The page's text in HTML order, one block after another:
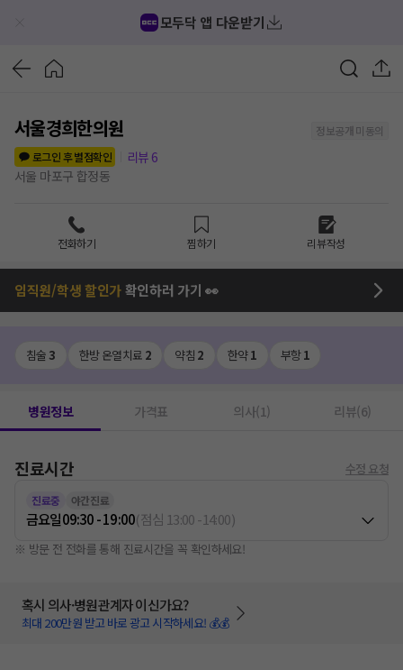
모두닥 앱 다운받기
서울경희한의원
정보공개 미동의
로그인 후 별점확인
리뷰 6
서울 마포구 합정동
전화하기 찜하기 리뷰작성
임직원/학생 할인가확인하러 가기 👀
침술3 한방 온열치료 2 약침 2 한약1 부항1
병원정보 가격표 의사(1) 리뷰(6)
진료시간 수정 요청
진료중 야간진료
금요일09:30 - 19:00(점심 13:00-14:00)
※ 방문 전 전화를 통해 진료시간을 꼭 확인하세요!
혹시 의사·병원관계자 이신가요?
최대 200만원 받고 바로 광고 시작하세요! 💰💰